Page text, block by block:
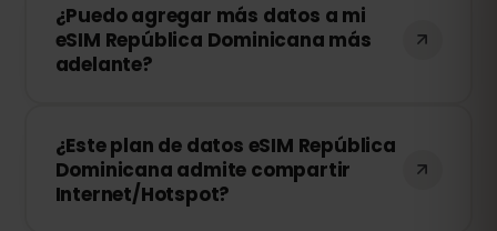
conexión se detendrá. Puedes recargar
tu eSIM fácilmente desde tu panel de
control de eSIMFOX y continuar
¿Puedo agregar más datos a mi
eSIM República Dominicana más
adelante?
cualquier momento sin necesidad de
reinstalar tu eSIM. Solo accede a tu
cuenta y elige la cantidad de datos
¿Este plan de datos eSIM República
Dominicana admite compartir
Internet/Hotspot?